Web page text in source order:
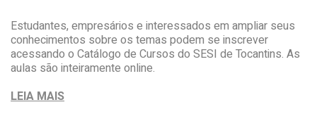
Estudantes, empresários e interessados em ampliar seus
conhecimentos sobre os temas podem se inscrever
acessando o Catálogo de Cursos do SESI de Tocantins. As
aulas são inteiramente online.
LEIA MAIS